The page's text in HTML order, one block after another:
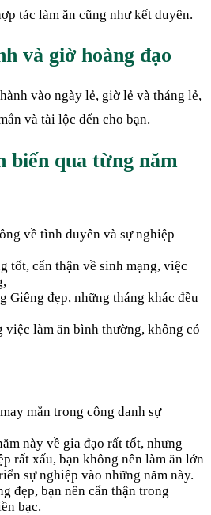
tác làm ăn cũng như kết duyên.
và giờ hoàng đạo
vào ngày lẻ, giờ lẻ và tháng lẻ,
và tài lộc đến cho bạn.
biến qua từng năm
về tình duyên và sự nghiệp
tốt, cẩn thận về sinh mạng, việc
Giêng đẹp, những tháng khác đều
việc làm ăn bình thường, không có
mắn trong công danh sự
này về gia đạo rất tốt, nhưng
rất xấu, bạn không nên làm ăn lớn
sự nghiệp vào những năm này.
đẹp, bạn nên cẩn thận trong
bạc.